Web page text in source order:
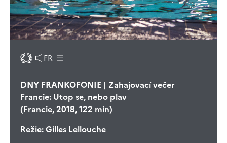
FR
DNY FRANKOFONIE | Zahajovací večer
Francie: Utop se, nebo plav
(Francie, 2018, 122 min)
Režie:Gilles Lellouche